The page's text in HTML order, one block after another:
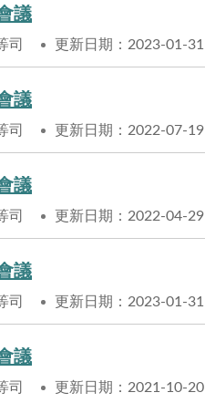
議
司 更新日期：2023-01-31
議
司 更新日期：2022-07-19
議
司 更新日期：2022-04-29
議
司 更新日期：2023-01-31
議
司 更新日期：2021-10-20